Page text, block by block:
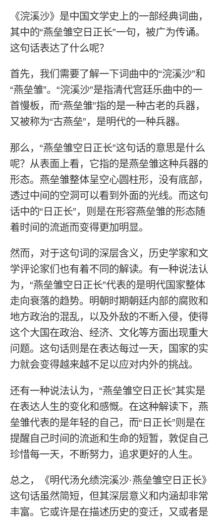
《浣溪沙》是中国文学史上的一部经典词曲，
其中的“燕垒雏空日正长”一句，被广为传诵。
这句话表达了什么呢？
首先，我们需要了解一下词曲中的“浣溪沙”和
“燕垒雏”。“浣溪沙”是指清代宫廷乐曲中的一
首慢板，而“燕垒雏”指的是一种古老的兵器，
又被称为“古燕垒”，是明代的一种兵器。
那么，“燕垒雏空日正长”这句话的意思是什么
呢？从表面上看，它指的是燕垒雏这种兵器的
形态。燕垒雏整体呈空心圆柱形，没有底部，
透过中间的空洞可以看到外面的光线。而这句
话中的“日正长”，则是在形容燕垒雏的形态随
着时间的流逝而变得更加明显。
然而，对于这句词的深层含义，历史学家和文
学评论家们也有着不同的解读。有一种说法认
为，“燕垒雏空日正长”代表的是明代国家整体
走向衰落的趋势。明朝时期朝廷内部的腐败和
地方政治的混乱，以及外敌的不断入侵，使得
这个大国在政治、经济、文化等方面出现重大
问题。这句话则是在表达每过一天，国家的实
力就会变得越来越不足以应对内外的挑战。
还有一种说法认为，“燕垒雏空日正长”其实是
在表达人生的变化和感慨。在这种解读下，燕
垒雏代表的是年轻的自己，而“日正长”则是在
提醒自己时间的流逝和生命的短暂，敦促自己
珍惜每一天，不断努力，追求更好的人生。
总之，《明代汤允绩浣溪沙·燕垒雏空日正长》
这句话虽然简短，但其深层意义和内涵却非常
丰富。它或许是在描述历史的变迁，又或者是